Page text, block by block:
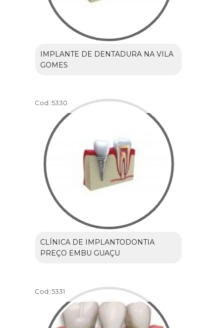
IMPLANTE DE DENTADURA NA VILA
GOMES
Cod.:5330
CLÍNICA DE IMPLANTODONTIA
PREÇO EMBU GUAÇU
Cod.:5331